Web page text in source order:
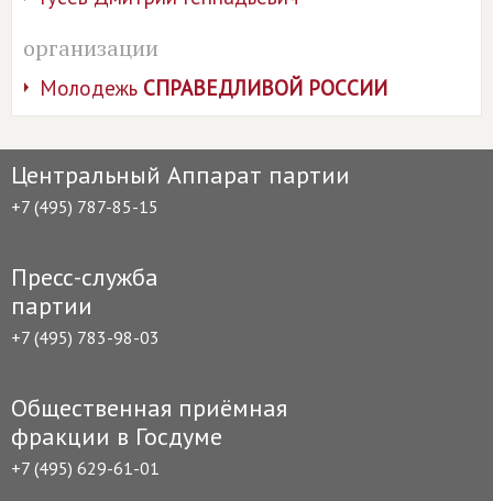
организации
Молодежь СПРАВЕДЛИВОЙ РОССИИ
Центральный Аппарат партии
+7 (495) 787-85-15
Пресс-служба
партии
+7 (495) 783-98-03
Общественная приёмная
фракции в Госдуме
+7 (495) 629-61-01